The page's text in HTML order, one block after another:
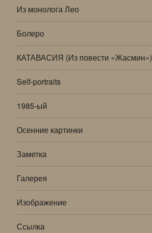
Из монолога Лео
Болеро
КАТАВАСИЯ (Из повести «Жасмин»)
Self-portraits
1985-ый
Осенние картинки
Заметка
Галерея
Изображение
Ссылка